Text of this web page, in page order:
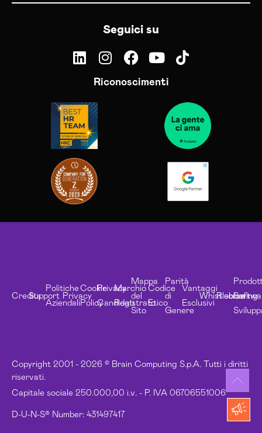
Seguici su
Riconoscimenti
Copyright 2001 - 2026 © Brain Computing S.p.A. Tutti i diritti
riservati.
Capitale sociale 250.000,00 i.v. - P. IVA 06706551006
D-U-N-S® Number: 431497417
CreditsSupport
Politiche
Aziendali
Privacy
Cookie
Policy
Privacy
Candidati
Marchio
Registrato
Mappa
del
Sito
Codice
Etico
Parità
di
Genere
Vantaggi
Esclusivi
Whistleblowing
Risorse